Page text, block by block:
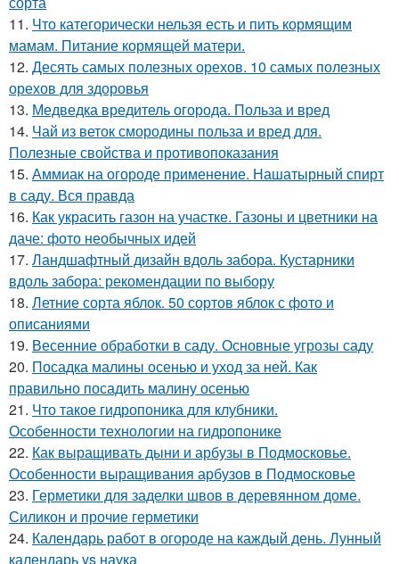
11. Что категорически нельзя есть и пить кормящим
мамам. Питание кормящей матери.
12. Десять самых полезных орехов. 10 самых полезных
орехов для здоровья
13. Медведка вредитель огорода. Польза и вред
14. Чай из веток смородины польза и вред для.
Полезные свойства и противопоказания
15. Аммиак на огороде применение. Нашатырный спирт
в саду. Вся правда
16. Как украсить газон на участке. Газоны и цветники на
даче: фото необычных идей
17. Ландшафтный дизайн вдоль забора. Кустарники
вдоль забора: рекомендации по выбору
18. Летние сорта яблок. 50 сортов яблок с фото и
описаниями
19. Весенние обработки в саду. Основные угрозы саду
20. Посадка малины осенью и уход за ней. Как
правильно посадить малину осенью
21. Что такое гидропоника для клубники.
Особенности технологии на гидропонике
22. Как выращивать дыни и арбузы в Подмосковье.
Особенности выращивания арбузов в Подмосковье
23. Герметики для заделки швов в деревянном доме.
Силикон и прочие герметики
24. Календарь работ в огороде на каждый день. Лунный
календарь vs наука